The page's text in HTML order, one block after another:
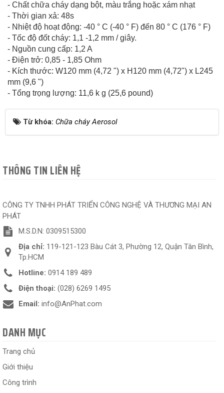
- Chất chữa cháy dạng bột, màu trắng hoặc xám nhạt
- Thời gian xả: 48s
- Nhiệt độ hoạt động: -40 ° C (-40 ° F) đến 80 ° C (176 ° F)
- Tốc độ đốt cháy: 1,1 -1,2 mm / giây.
- Nguồn cung cấp: 1,2 A
- Điện trở: 0,85 - 1,85 Ohm
- Kích thước: W120 mm (4,72 ") x H120 mm (4,72") x L245
mm (9,6 ")
- Tổng trọng lượng: 11,6 k g (25,6 pound)
Từ khóa: Chữa cháy Aerosol
THÔNG TIN LIÊN HỆ
CÔNG TY TNHH PHÁT TRIỂN CÔNG NGHỆ VÀ THƯƠNG MẠI AN
PHÁT
M.S.D.N: 0309515300
Địa chỉ: 119-121-123 Bàu Cát 3, Phường 12, Quận Tân Bình,
Tp.HCM
Hotline: 0914 189 489
Điện thoại: (028) 6269 1495
Email: info@AnPhat.com
DANH MỤC
Trang chủ
Giới thiệu
Công trình